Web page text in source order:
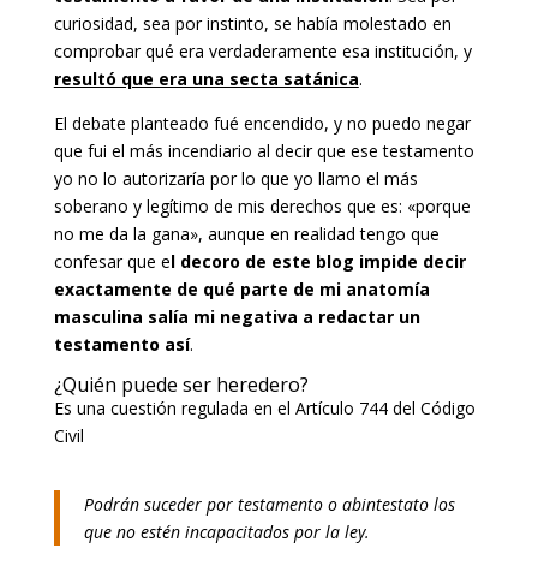
curiosidad, sea por instinto, se había molestado en
comprobar qué era verdaderamente esa institución, y
resultó que era una secta satánica.
El debate planteado fué encendido, y no puedo negar
que fui el más incendiario al decir que ese testamento
yo no lo autorizaría por lo que yo llamo el más
soberano y legítimo de mis derechos que es: «porque
no me da la gana», aunque en realidad tengo que
confesar que el decoro de este blog impide decir
exactamente de qué parte de mi anatomía
masculina salía mi negativa a redactar un
testamento así.
¿Quién puede ser heredero?
Es una cuestión regulada en el Artículo 744 del Código
Civil
Podrán suceder por testamento o abintestato los
que no estén incapacitados por la ley.